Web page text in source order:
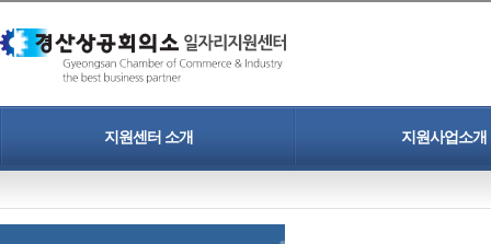
지원센터 소개 지원사업소개